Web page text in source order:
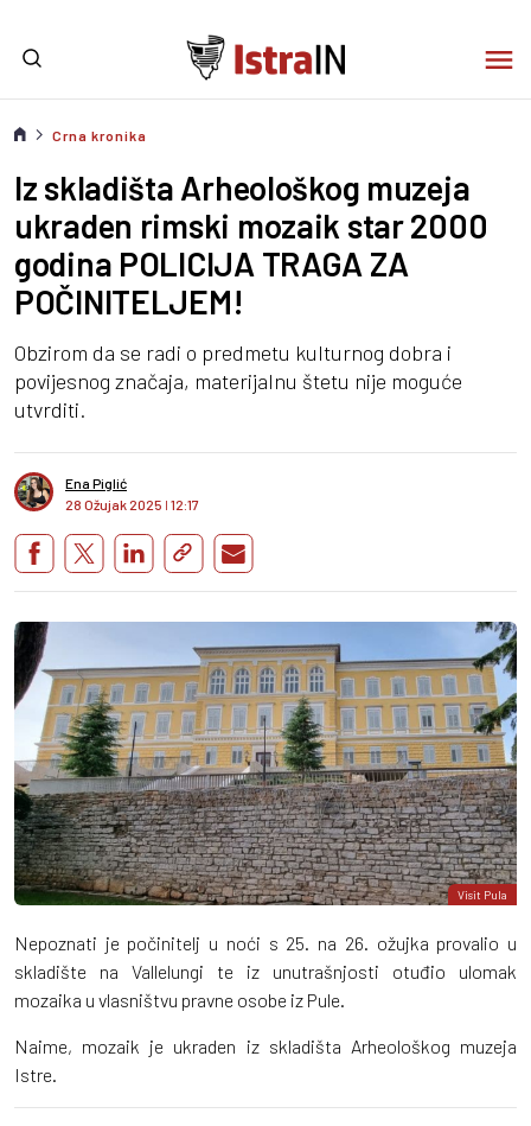
Crna kronika
Iz skladišta Arheološkog muzeja
ukraden rimski mozaik star 2000
godina POLICIJA TRAGA ZA
POČINITELJEM!
Obzirom da se radi o predmetu kulturnog dobra i
povijesnog značaja, materijalnu štetu nije moguće
utvrditi.
Ena Piglić
28 Ožujak 2025 I 12:17
Visit Pula
Nepoznati je počinitelj u noći s 25. na 26. ožujka provalio u
skladište na Vallelungi te iz unutrašnjosti otuđio ulomak
mozaika u vlasništvu pravne osobe iz Pule.
Naime, mozaik je ukraden iz skladišta Arheološkog muzeja
Istre.